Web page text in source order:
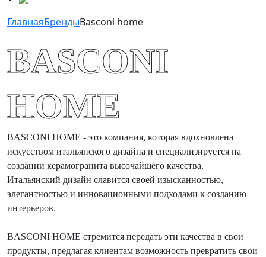
ГлавнаяБрендыBasconi home
BASCONI
HOME
BASCONI HOME - это компания, которая вдохновлена
искусством итальянского дизайна и специализируется на
создании керамогранита высочайшего качества.
Итальянский дизайн славится своей изысканностью,
элегантностью и инновационными подходами к созданию
интерьеров.
BASCONI HOME стремится передать эти качества в свои
продукты, предлагая клиентам возможность превратить свои